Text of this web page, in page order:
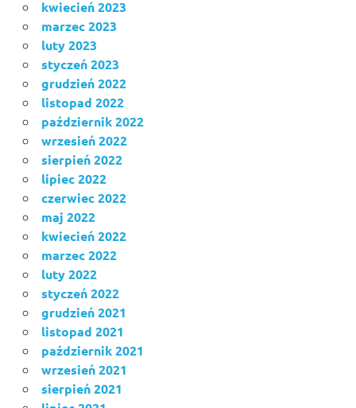
kwiecień 2023
marzec 2023
luty 2023
styczeń 2023
grudzień 2022
listopad 2022
październik 2022
wrzesień 2022
sierpień 2022
lipiec 2022
czerwiec 2022
maj 2022
kwiecień 2022
marzec 2022
luty 2022
styczeń 2022
grudzień 2021
listopad 2021
październik 2021
wrzesień 2021
sierpień 2021